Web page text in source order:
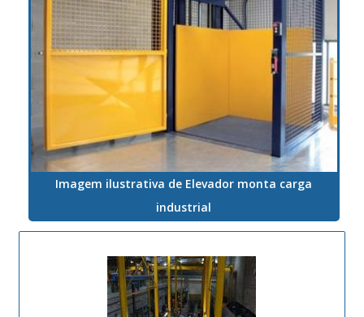
Imagem ilustrativa de Elevador monta carga
industrial